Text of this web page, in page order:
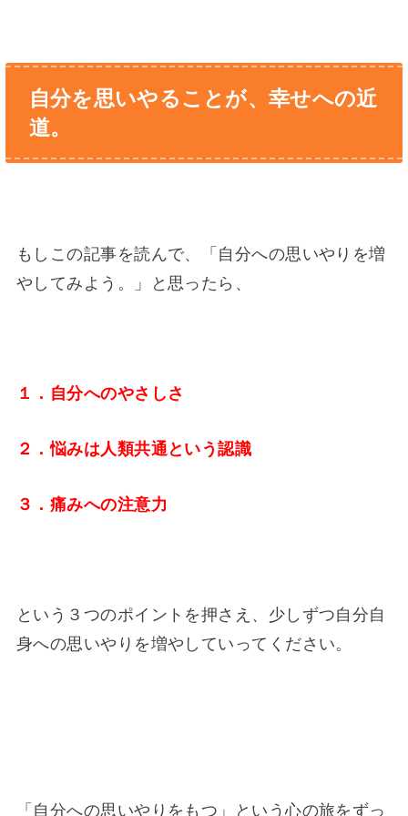
自分を思いやることが、幸せへの近
道。
もしこの記事を読んで、「自分への思いやりを増
やしてみよう。」と思ったら、
１．自分へのやさしさ
２．悩みは人類共通という認識
３．痛みへの注意力
という３つのポイントを押さえ、少しずつ自分自
身への思いやりを増やしていってください。
「自分への思いやりをもつ」という心の旅をずっ